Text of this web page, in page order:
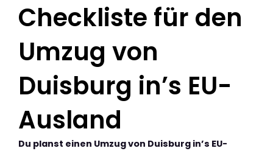
Checkliste für den
Umzug von
Duisburg in’s EU-
Ausland
Du planst einen Umzug von Duisburg in’s EU-